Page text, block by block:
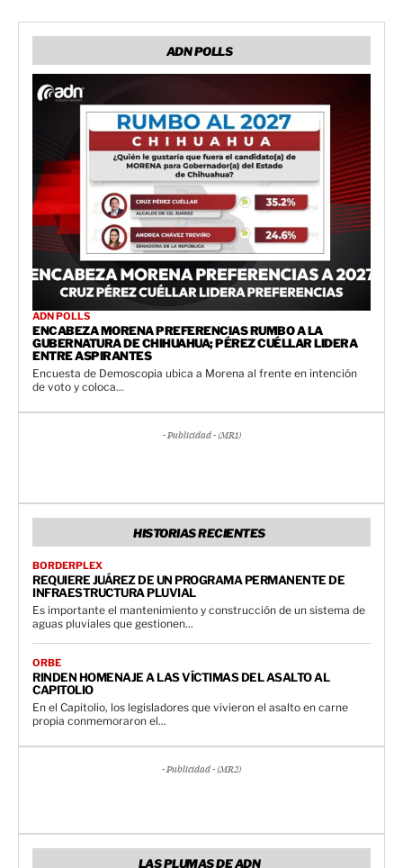
ADN POLLS
ADN POLLS
ENCABEZA MORENA PREFERENCIAS RUMBO A LA
GUBERNATURA DE CHIHUAHUA; PÉREZ CUÉLLAR LIDERA
ENTRE ASPIRANTES
Encuesta de Demoscopia ubica a Morena al frente en intención
de voto y coloca...
- Publicidad - (MR1)
HISTORIAS RECIENTES
BORDERPLEX
REQUIERE JUÁREZ DE UN PROGRAMA PERMANENTE DE
INFRAESTRUCTURA PLUVIAL
Es importante el mantenimiento y construcción de un sistema de
aguas pluviales que gestionen...
ORBE
RINDEN HOMENAJE A LAS VÍCTIMAS DEL ASALTO AL
CAPITOLIO
En el Capitolio, los legisladores que vivieron el asalto en carne
propia conmemoraron el...
- Publicidad - (MR2)
LAS PLUMAS DE ADN